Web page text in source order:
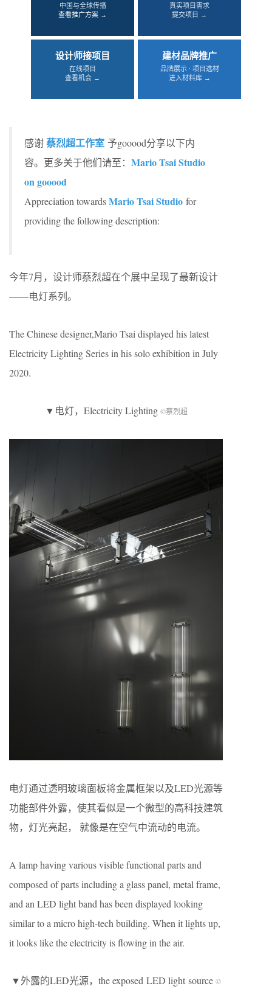
中国与全球传播
查看推广方案 →
真实项目需求
提交项目 →
设计师接项目
在线项目
查看机会 →
建材品牌推广
品牌展示 · 项目选材
进入材料库 →
感谢蔡烈超工作室 予gooood分享以下内
容。更多关于他们请至： Mario Tsai Studio
on gooood
Appreciation towardsMario Tsai Studio for
providing the following description:
今年7月，设计师蔡烈超在个展中呈现了最新设计
——电灯系列。
The Chinese designer,Mario Tsai displayed his latest
Electricity Lighting Series in his solo exhibition in July
2020.
▼电灯，Electricity Lighting ©蔡烈超
电灯通过透明玻璃面板将金属框架以及LED光源等
功能部件外露，使其看似是一个微型的高科技建筑
物，灯光亮起， 就像是在空气中流动的电流。
A lamp having various visible functional parts and
composed of parts including a glass panel, metal frame,
and an LED light band has been displayed looking
similar to a micro high-tech building. When it lights up,
it looks like the electricity is flowing in the air.
▼外露的LED光源，the exposed LED light source ©